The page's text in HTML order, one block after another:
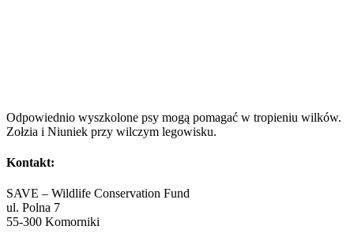
Odpowiednio wyszkolone psy mogą pomagać w tropieniu wilków.
Zołzia i Niuniek przy wilczym legowisku.
Kontakt:
SAVE – Wildlife Conservation Fund
ul. Polna 7
55-300 Komorniki